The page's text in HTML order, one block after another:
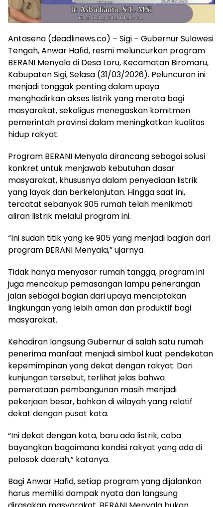
Antasena (deadlinews.co) – Sigi – Gubernur Sulawesi
Tengah, Anwar Hafid, resmi meluncurkan program
BERANI Menyala di Desa Loru, Kecamatan Biromaru,
Kabupaten Sigi, Selasa (31/03/2026). Peluncuran ini
menjadi tonggak penting dalam upaya
menghadirkan akses listrik yang merata bagi
masyarakat, sekaligus menegaskan komitmen
pemerintah provinsi dalam meningkatkan kualitas
hidup rakyat.
Program BERANI Menyala dirancang sebagai solusi
konkret untuk menjawab kebutuhan dasar
masyarakat, khususnya dalam penyediaan listrik
yang layak dan berkelanjutan. Hingga saat ini,
tercatat sebanyak 905 rumah telah menikmati
aliran listrik melalui program ini.
“Ini sudah titik yang ke 905 yang menjadi bagian dari
program BERANI Menyala,” ujarnya.
Tidak hanya menyasar rumah tangga, program ini
juga mencakup pemasangan lampu penerangan
jalan sebagai bagian dari upaya menciptakan
lingkungan yang lebih aman dan produktif bagi
masyarakat.
Kehadiran langsung Gubernur di salah satu rumah
penerima manfaat menjadi simbol kuat pendekatan
kepemimpinan yang dekat dengan rakyat. Dari
kunjungan tersebut, terlihat jelas bahwa
pemerataan pembangunan masih menjadi
pekerjaan besar, bahkan di wilayah yang relatif
dekat dengan pusat kota.
“Ini dekat dengan kota, baru ada listrik, coba
bayangkan bagaimana kondisi rakyat yang ada di
pelosok daerah,” katanya.
Bagi Anwar Hafid, setiap program yang dijalankan
harus memiliki dampak nyata dan langsung